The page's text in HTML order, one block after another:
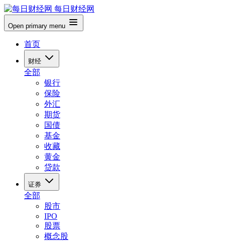
每日财经网
Open primary menu
首页
财经
全部
银行
保险
外汇
期货
国债
基金
收藏
黄金
贷款
证券
全部
股市
IPO
股票
概念股